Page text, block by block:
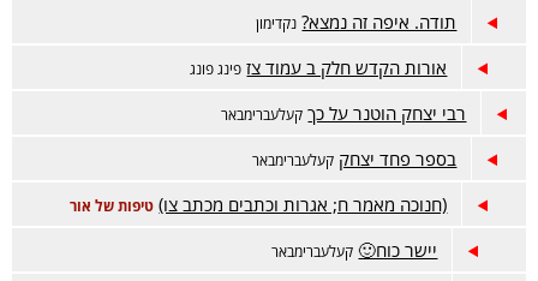
תודה. איפה זה נמצא? נקדימון
אורות הקדש חלק ב עמוד צז פינג פונג
רבי יצחק הוטנר על כך קעלעברימבאר
בספר פחד יצחק קעלעברימבאר
(חנוכה מאמר ח; אגרות וכתבים מכתב צו) טיפות של אור
יישר כוח🙂 קעלעברימבאר